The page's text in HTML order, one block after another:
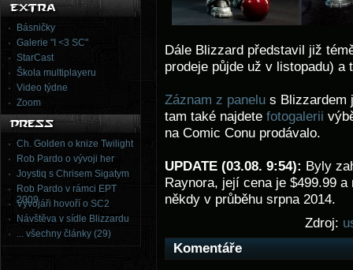
Básničky
Galerie "I <3 SC"
StarCast
Škola multiplayeru
Video týdne
Zoom
Ch. Golden o knize Twilight
Rob Pardo o vývoji her
Joystiq s Chrisem Sigatym
Rob Pardo v rámci EPT
2009
Vývojáři hovoří o SC2
Návštěva v sídle Blizzardu
... všechny články (29)
Dále Blizzard představil již
prodeje půjde už v listopadu)
Záznam z panelu s Blizzardem
tam také najdete fotogalerii
na Comic Conu prodávalo.
UPDATE (03.08. 9:54): Byly
Raynora, její cena je $499.99
někdy v průběhu srpna 2014.
Zdroj:
Komentáře